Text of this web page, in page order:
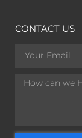
CONTACT US